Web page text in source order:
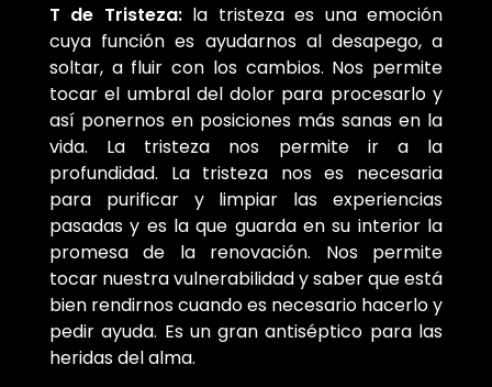
T de Tristeza: la tristeza es una emoción
cuya función es ayudarnos al desapego, a
soltar, a fluir con los cambios. Nos permite
tocar el umbral del dolor para procesarlo y
así ponernos en posiciones más sanas en la
vida. La tristeza nos permite ir a la
profundidad. La tristeza nos es necesaria
para purificar y limpiar las experiencias
pasadas y es la que guarda en su interior la
promesa de la renovación. Nos permite
tocar nuestra vulnerabilidad y saber que está
bien rendirnos cuando es necesario hacerlo y
pedir ayuda. Es un gran antiséptico para las
heridas del alma.